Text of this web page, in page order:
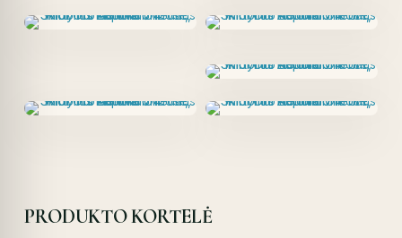
PRODUKTO KORTELĖ